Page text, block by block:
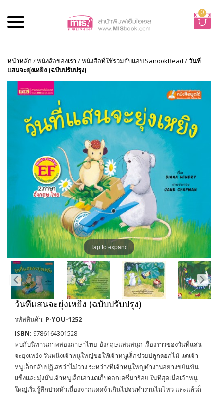
0
หน้าหลัก /หนังสือของเรา /หนังสือที่ใช้ร่วมกับแอป SanookRead /วันที่
แสนจะยุ่งเหยิง (ฉบับปรับปรุง)
Tap to expand
วันที่แสนจะยุ่งเหยิง (ฉบับปรับปรุง)
รหัสสินค้า: P-YOU-1252
ISBN: 9786164301528
พบกับนิทานภาพสองภาษาไทย-อังกฤษแสนสนุก เรื่องราวของวันที่แสน
จะยุ่งเหยิง วันหนึ่งเจ้าหนูใหญ่ขอให้เจ้าหนูเล็กช่วยปลูกดอกไม้ แต่เจ้า
หนูเล็กกลับปฏิเสธว่าไม่ว่าง ระหว่างที่เจ้าหนูใหญ่ทำงานอย่างขยันขัน
แข็งและมุ่งมั่นเจ้าหนูเล็กเอาแต่เก็บดอกเดซี่มาร้อย ในที่สุดเมื่อเจ้าหนู
ใหญ่เริ่มรู้สึกปวดหัวเนื่องจากแดดจ้าเกินไปจนทำงานไม่ไหว และแล้วก็